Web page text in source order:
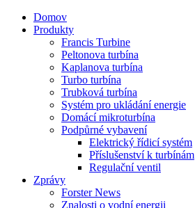
Domov
Produkty
Francis Turbine
Peltonova turbína
Kaplanova turbína
Turbo turbína
Trubková turbína
Systém pro ukládání energie
Domácí mikroturbína
Podpůrné vybavení
Elektrický řídicí systém
Příslušenství k turbínám
Regulační ventil
Zprávy
Forster News
Znalosti o vodní energii